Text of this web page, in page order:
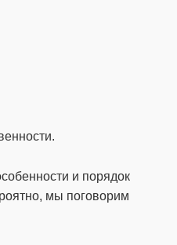
и порядок
мы поговорим